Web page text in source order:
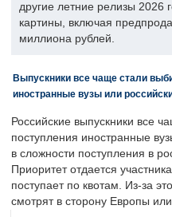
другие летние релизы
картины, включая
миллиона рублей.
Выпускники все чаще стали
иностранные вузы или
Российские выпускники все
поступления иностранные
в сложности поступления в
Приоритет отдается
поступает по квотам. Из-за
смотрят в сторону Европы